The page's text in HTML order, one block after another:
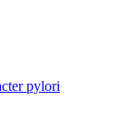
pylori